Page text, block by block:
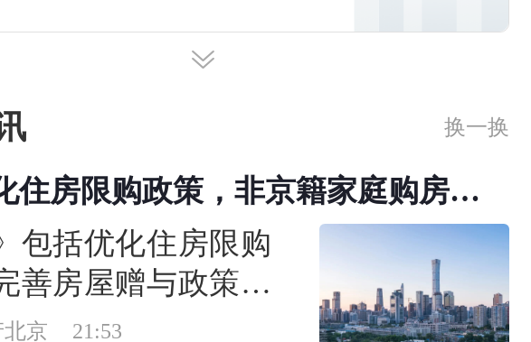
余额，及时发布最新池州住房公积金政
换一换
住房限购政策，非京籍家庭购房社
纳年限下调为一年
包括优化住房限购
善房屋赠与政策、
公积金支持力度3个
京 21:53